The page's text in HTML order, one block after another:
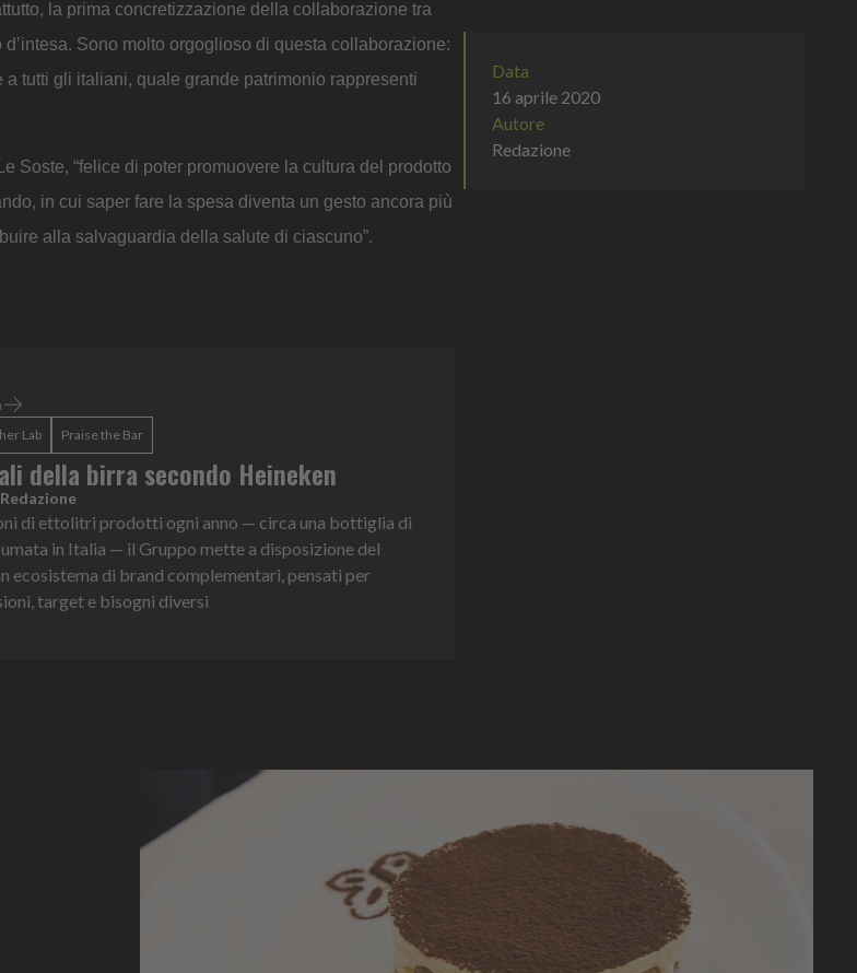
la prima concretizzazione della collaborazione tra
Sono molto orgoglioso di questa collaborazione:
tutti gli italiani, quale grande patrimonio rappresenti
Soste, “felice di poter promuovere la cultura del prodotto
in cui saper fare la spesa diventa un gesto ancora più
alla salvaguardia della salute di ciascuno”.
Lab Praise the Bar
della birra secondo Heineken
Redazione
di ettolitri prodotti ogni anno — circa una bottiglia di
in Italia — il Gruppo mette a disposizione del
ecosistema di brand complementari, pensati per
target e bisogni diversi
Data
16 aprile 2020
Autore
Redazione